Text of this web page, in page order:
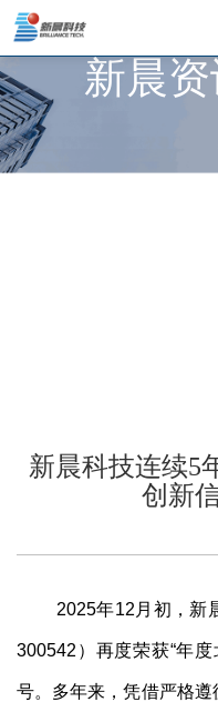
新晨
新晨科技连续5
创新
2025年12月初，新
300542）再度荣获“年
号。多年来，凭借严格遵